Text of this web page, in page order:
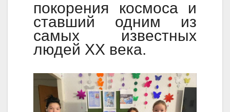
покорения космоса и
ставший одним из
самых известных
людей XX века.